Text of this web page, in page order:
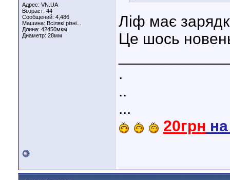
Адрес: VN.UA
Возраст: 44
Сообщений: 4,486
Машина: Всілякі різні...
Длина: 42450мкм
Диаметр: 28мм
Ліф має
Це шось
.
..
...
20грн